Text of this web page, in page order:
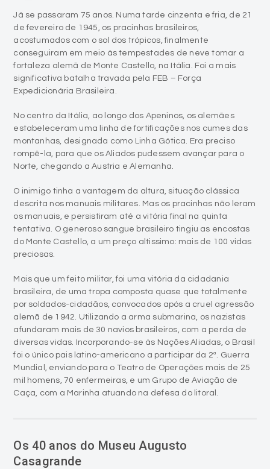
Já se passaram 75 anos. Numa tarde cinzenta e fria, de 21
de fevereiro de 1945, os pracinhas brasileiros,
acostumados com o sol dos trópicos, finalmente
conseguiram em meio às tempestades de neve tomar a
fortaleza alemã de Monte Castello, na Itália. Foi a mais
significativa batalha travada pela FEB – Força
Expedicionária Brasileira.
No centro da Itália, ao longo dos Apeninos, os alemães
estabeleceram uma linha de fortificações nos cumes das
montanhas, designada como Linha Gótica. Era preciso
rompê-la, para que os Aliados pudessem avançar para o
Norte, chegando a Austria e Alemanha.
O inimigo tinha a vantagem da altura, situação clássica
descrita nos manuais militares. Mas os pracinhas não leram
os manuais, e persistiram até a vitória final na quinta
tentativa. O generoso sangue brasileiro tingiu as encostas
do Monte Castello, a um preço altissimo: mais de 100 vidas
preciosas.
Mais que um feito militar, foi uma vitória da cidadania
brasileira, de uma tropa composta quase que totalmente
por soldados-cidadãos, convocados após a cruel agressão
alemã de 1942. Utilizando a arma submarina, os nazistas
afundaram mais de 30 navios brasileiros, com a perda de
diversas vidas. Incorporando-se às Nações Aliadas, o Brasil
foi o único pais latino-americano a participar da 2ª. Guerra
Mundial, enviando para o Teatro de Operações mais de 25
mil homens, 70 enfermeiras, e um Grupo de Aviação de
Caça, com a Marinha atuando na defesa do litoral.
Os 40 anos do Museu Augusto
Casagrande